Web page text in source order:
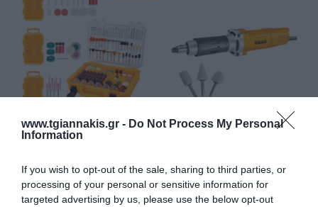
www.tgiannakis.gr - Do Not Process My Personal
Information
If you wish to opt-out of the sale, sharing to third parties, or
processing of your personal or sensitive information for
targeted advertising by us, please use the below opt-out
Εξαρτήματα 4 Σετ 420 τεμ
Μίνι Δραπάνου INGCO
SKU
ING-COS23035
Διαθέσιμο 1-3 ημέρες
Ευθύς Λειαντήρας 550W
pdg5501 INGCO
SKU
ING-PDG5501
Μη Διαθέσιμο
Μάθετε πρώτοι
επόμενο μήνα.